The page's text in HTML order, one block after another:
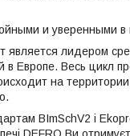
и уверенными в
лидером
Европе. Весь цикл
на
BImSchV2 і
DEFRO Ви отримуєте